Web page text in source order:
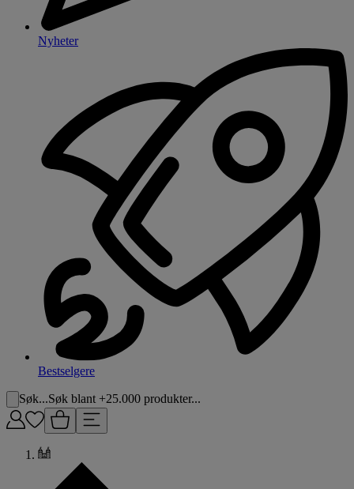
Nyheter
Bestselgere
Søk...Søk blant +25.000 produkter...